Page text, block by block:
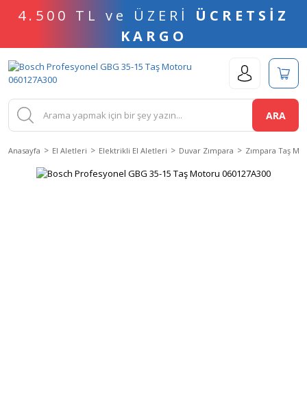
4.500 TL ve ÜZERİ ÜCRETSİZ
KARGO
ARA
Anasayfa El Aletleri Elektrikli El Aletleri Duvar Zımpara Zımpara Taş